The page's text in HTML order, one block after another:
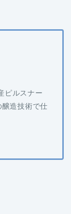
ピルスナー
造技術で仕